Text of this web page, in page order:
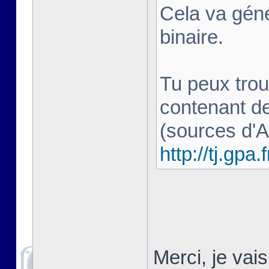
Cela va
binaire.
Tu peux
contenant
(sources
http://
Merci, je